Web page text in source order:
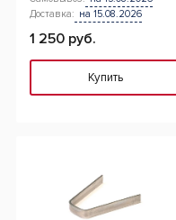
Доставка: на 15.08.2026
1 250 руб.
Купить